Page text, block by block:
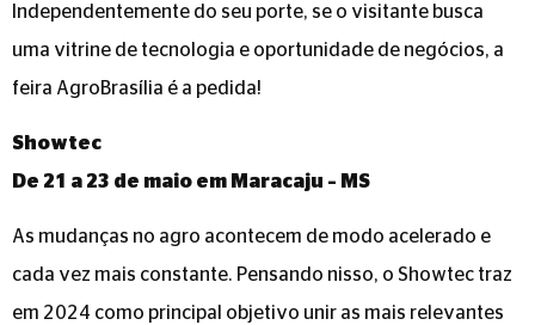
Independentemente do seu porte, se o visitante busca
uma vitrine de tecnologia e oportunidade de negócios, a
feira AgroBrasília é a pedida!
Showtec
De 21 a 23 de maio em Maracaju – MS
As mudanças no agro acontecem de modo acelerado e
cada vez mais constante. Pensando nisso, o Showtec traz
em 2024 como principal objetivo unir as mais relevantes